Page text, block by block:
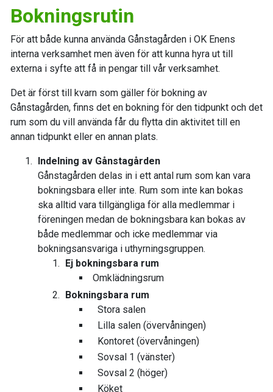
Bokningsrutin
För att både kunna använda Gånstagården i OK Enens
interna verksamhet men även för att kunna hyra ut till
externa i syfte att få in pengar till vår verksamhet.
Det är först till kvarn som gäller för bokning av
Gånstagården, finns det en bokning för den tidpunkt och det
rum som du vill använda får du flytta din aktivitet till en
annan tidpunkt eller en annan plats.
Indelning av Gånstagården
Gånstagården delas in i ett antal rum som kan vara
bokningsbara eller inte. Rum som inte kan bokas
ska alltid vara tillgängliga för alla medlemmar i
föreningen medan de bokningsbara kan bokas av
både medlemmar och icke medlemmar via
bokningsansvariga i uthyrningsgruppen.
Ej bokningsbara rum
Omklädningsrum
Bokningsbara rum
Stora salen
Lilla salen (övervåningen)
Kontoret (övervåningen)
Sovsal 1 (vänster)
Sovsal 2 (höger)
Köket